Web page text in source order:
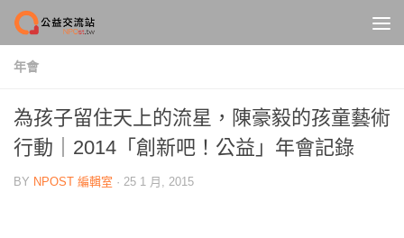
Skip to content
年會
為孩子留住天上的流星，陳豪毅的孩童藝術
行動｜2014「創新吧！公益」年會記錄
BY NPOST 編輯室 · 25 1 月, 2015